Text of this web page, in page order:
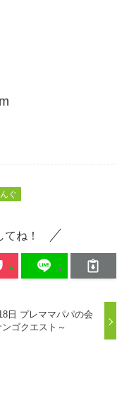
ぐ
ね！
日 プレママパパの会
ンゴクエスト～